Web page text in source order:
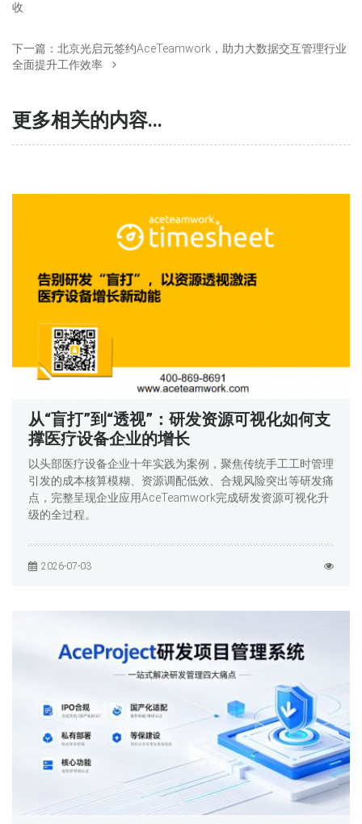
收
下一篇： 北京光启元签约AceTeamwork，助力大数据交互管理行业
全面提升工作效率
更多相关的内容...
从“盲打”到“透视”：研发资源可视化如何支
撑医疗设备企业的增长
以头部医疗设备企业十年实践为案例，聚焦传统手工工时管理
引发的成本核算模糊、资源调配低效、合规风险突出等研发痛
点，完整呈现企业应用AceTeamwork完成研发资源可视化升
级的全过程。
2026-07-03